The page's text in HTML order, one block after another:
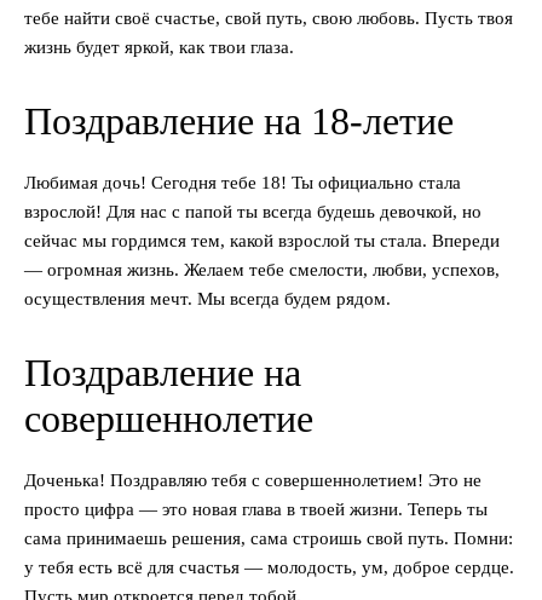
тебе найти своё счастье, свой путь, свою любовь. Пусть твоя
жизнь будет яркой, как твои глаза.
Поздравление на 18-летие
Любимая дочь! Сегодня тебе 18! Ты официально стала
взрослой! Для нас с папой ты всегда будешь девочкой, но
сейчас мы гордимся тем, какой взрослой ты стала. Впереди
— огромная жизнь. Желаем тебе смелости, любви, успехов,
осуществления мечт. Мы всегда будем рядом.
Поздравление на
совершеннолетие
Доченька! Поздравляю тебя с совершеннолетием! Это не
просто цифра — это новая глава в твоей жизни. Теперь ты
сама принимаешь решения, сама строишь свой путь. Помни:
у тебя есть всё для счастья — молодость, ум, доброе сердце.
Пусть мир откроется перед тобой.